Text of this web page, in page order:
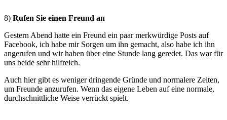
8) Rufen Sie einen Freund an
Gestern Abend hatte ein Freund ein paar merkwürdige Posts auf
Facebook, ich habe mir Sorgen um ihn gemacht, also habe ich ihn
angerufen und wir haben über eine Stunde lang geredet. Das war für
uns beide sehr hilfreich.
Auch hier gibt es weniger dringende Gründe und normalere Zeiten,
um Freunde anzurufen. Wenn das eigene Leben auf eine normale,
durchschnittliche Weise verrückt spielt.